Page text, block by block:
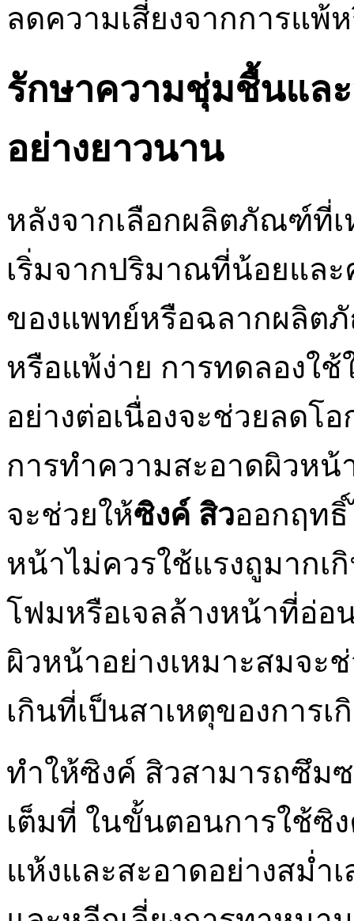
ลดความเสี่ยงจากการแพ้
รักษาความชุ่มชื้นแล
อย่างยาวนาน
หลังจากเลือกผลิตภัณฑ์ที่
เริ่มจากปริมาณที่น้อยแล
ของแพทย์หรือฉลากผลิต
หรือแพ้ง่าย การทดลองใ
อย่างต่อเนื่องจะช่วยลดโ
การทำความสะอาดผิวห
จะช่วยให้ซิงค์ สิวออกฤท
หน้าไม่ควรใช้แรงถูมากเ
โฟมหรือเจลล้างหน้าที่อ่อ
ผิวหน้าอย่างเหมาะสมจ
เกินที่เป็นสาเหตุของการเ
ทำให้ซิงค์ สิวสามารถซึม
เต็มที่ ในขั้นตอนการใช้
แห้งและสะอาดอย่างสม่ำ